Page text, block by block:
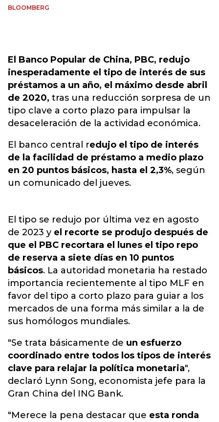
BLOOMBERG
El Banco Popular de China, PBC, redujo
inesperadamente el tipo de interés de sus
préstamos a un año, el máximo desde abril
de 2020, tras una reducción sorpresa de un
tipo clave a corto plazo para impulsar la
desaceleración de la actividad económica.
El banco central redujo el tipo de interés
de la facilidad de préstamo a medio plazo
en 20 puntos básicos, hasta el 2,3%, según
un comunicado del jueves.
El tipo se redujo por última vez en agosto
de 2023 y el recorte se produjo después de
que el PBC recortara el lunes el tipo repo
de reserva a siete días en 10 puntos
básicos. La autoridad monetaria ha restado
importancia recientemente al tipo MLF en
favor del tipo a corto plazo para guiar a los
mercados de una forma más similar a la de
sus homólogos mundiales.
"Se trata básicamente de un esfuerzo
coordinado entre todos los tipos de interés
clave para relajar la política monetaria",
declaró Lynn Song, economista jefe para la
Gran China del ING Bank.
"Merece la pena destacar que esta ronda